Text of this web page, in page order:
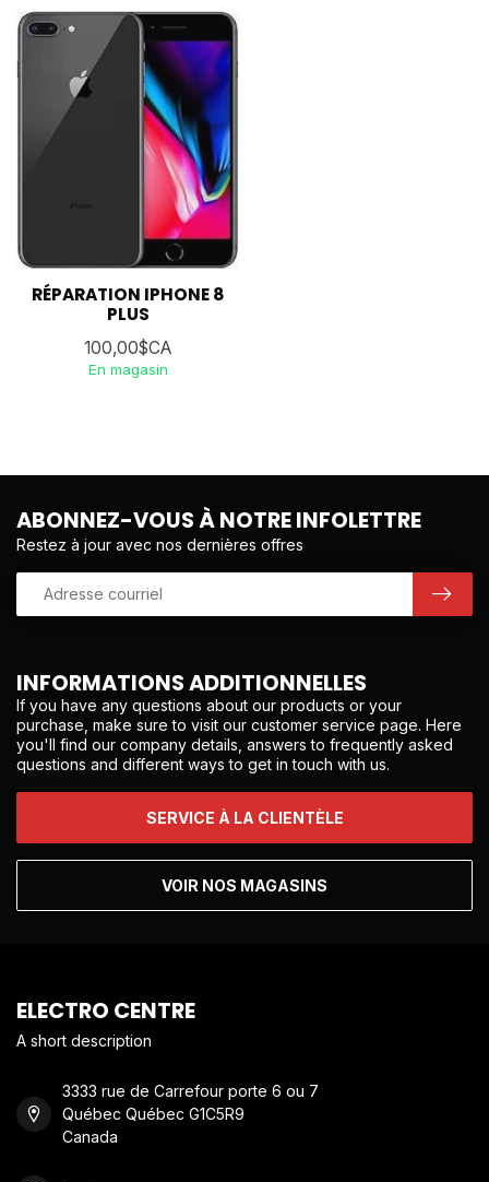
RÉPARATION IPHONE 8
PLUS
100,00$CA
En magasin
INFORMATIONS ADDITIONNELLES
If you have any questions about our products or your
purchase, make sure to visit our customer service page. Here
you'll find our company details, answers to frequently asked
questions and different ways to get in touch with us.
SERVICE À LA CLIENTÈLE
VOIR NOS MAGASINS
ABONNEZ-VOUS À NOTRE INFOLETTRE
Restez à jour avec nos dernières offres
ELECTRO CENTRE
A short description
3333 rue de Carrefour porte 6 ou 7
Québec Québec G1C5R9
Canada